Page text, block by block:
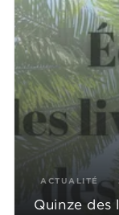
ACTUALITÉ
Quinze des